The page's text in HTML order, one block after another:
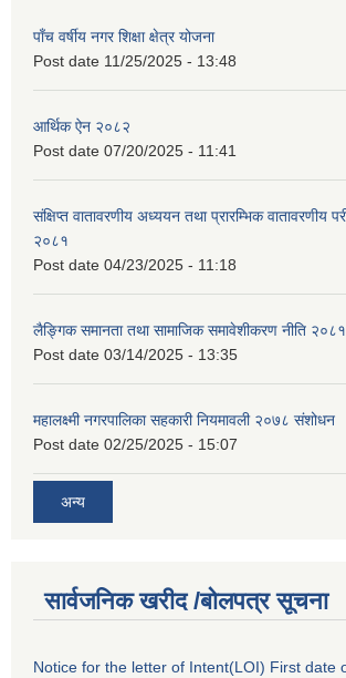
पाँच वर्षीय नगर शिक्षा क्षेत्र योजना
Post date 11/25/2025 - 13:48
आर्थिक ऐन २०८२
Post date 07/20/2025 - 11:41
संक्षिप्त वातावरणीय अध्ययन तथा प्रारम्भिक वातावरणीय
२०८१
Post date 04/23/2025 - 11:18
लैङ्गिक समानता तथा सामाजिक समावेशीकरण नीति २०८१
Post date 03/14/2025 - 13:35
महालक्ष्मी नगरपालिका सहकारी नियमावली २०७८ संशोधन
Post date 02/25/2025 - 15:07
अन्य
सार्वजनिक खरीद /बोलपत्र सूचना
Notice for the letter of Intent(LOI) First date